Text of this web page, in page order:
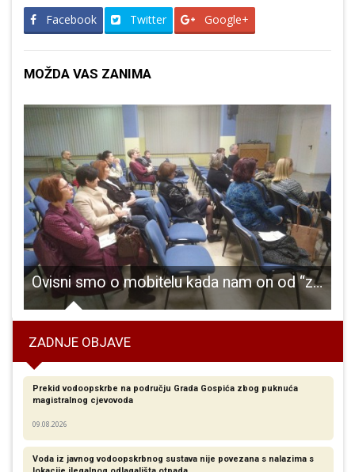
Facebook Twitter Google+
MOŽDA VAS ZANIMA
Ovisni smo o mobitelu kada nam on od “zavodnika” postane “otmičar”
ZADNJE OBJAVE
Prekid vodoopskrbe na području Grada Gospića zbog puknuća
magistralnog cjevovoda
09.08.2026
Voda iz javnog vodoopskrbnog sustava nije povezana s nalazima s